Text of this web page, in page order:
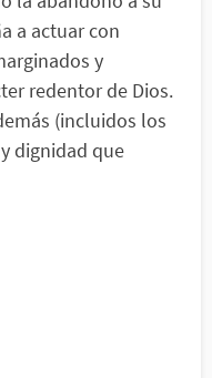
a actuar con
y
redentor de Dios.
(incluidos los
dignidad que